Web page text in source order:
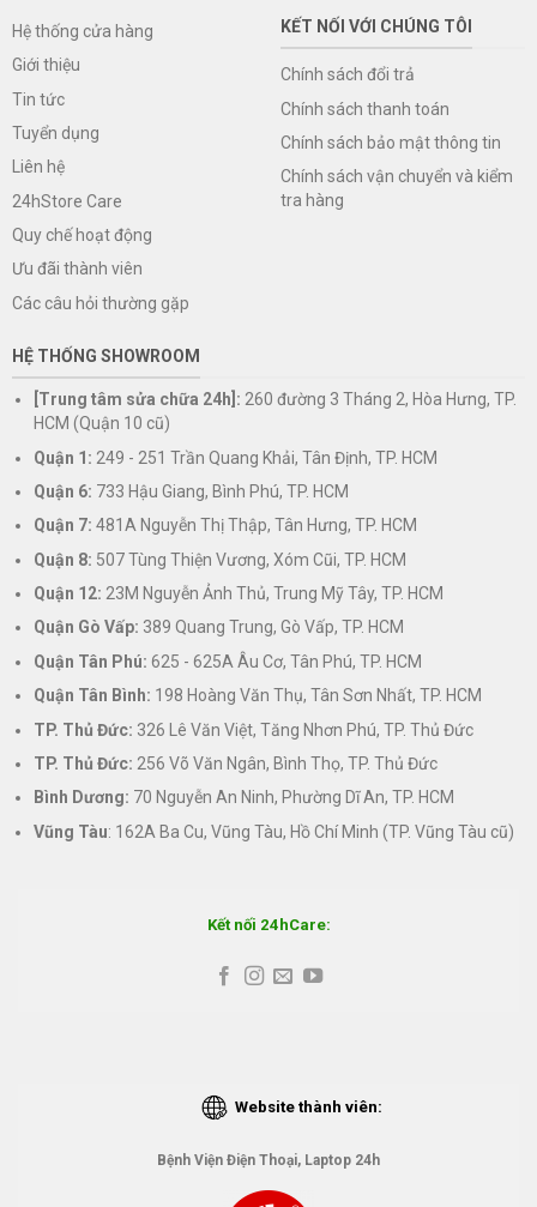
Hệ thống cửa hàng
Giới thiệu
Tin tức
Tuyển dụng
Liên hệ
24hStore Care
Quy chế hoạt động
Ưu đãi thành viên
Các câu hỏi thường gặp
KẾT NỐI VỚI CHÚNG TÔI
Chính sách đổi trả
Chính sách thanh toán
Chính sách bảo mật thông tin
Chính sách vận chuyển và kiểm
tra hàng
HỆ THỐNG SHOWROOM
[Trung tâm sửa chữa 24h]: 260 đường 3 Tháng 2, Hòa Hưng, TP.
HCM (Quận 10 cũ)
Quận 1: 249 - 251 Trần Quang Khải, Tân Định, TP. HCM
Quận 6: 733 Hậu Giang, Bình Phú, TP. HCM
Quận 7: 481A Nguyễn Thị Thập, Tân Hưng, TP. HCM
Quận 8: 507 Tùng Thiện Vương, Xóm Cũi, TP. HCM
Quận 12: 23M Nguyễn Ảnh Thủ, Trung Mỹ Tây, TP. HCM
Quận Gò Vấp: 389 Quang Trung, Gò Vấp, TP. HCM
Quận Tân Phú: 625 - 625A Âu Cơ, Tân Phú, TP. HCM
Quận Tân Bình: 198 Hoàng Văn Thụ, Tân Sơn Nhất, TP. HCM
TP. Thủ Đức: 326 Lê Văn Việt, Tăng Nhơn Phú, TP. Thủ Đức
TP. Thủ Đức: 256 Võ Văn Ngân, Bình Thọ, TP. Thủ Đức
Bình Dương: 70 Nguyễn An Ninh, Phường Dĩ An, TP. HCM
Vũng Tàu: 162A Ba Cu, Vũng Tàu, Hồ Chí Minh (TP. Vũng Tàu cũ)
Kết nối 24hCare:
Website thành viên:
Bệnh Viện Điện Thoại, Laptop 24h